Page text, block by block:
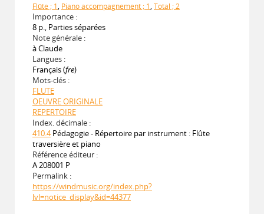
Flûte ; 1, Piano accompagnement ; 1, Total ; 2
Importance :
8 p., Parties séparées
Note générale :
à Claude
Langues :
Français (fre)
Mots-clés :
FLUTE
OEUVRE ORIGINALE
REPERTOIRE
Index. décimale :
410.4 Pédagogie - Répertoire par instrument : Flûte
traversière et piano
Référence éditeur :
A 208001 P
Permalink :
https://windmusic.org/index.php?
lvl=notice_display&id=44377